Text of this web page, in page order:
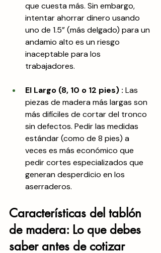
que cuesta más. Sin embargo,
intentar ahorrar dinero usando
uno de 1.5” (más delgado) para un
andamio alto es un riesgo
inaceptable para los
trabajadores.
El Largo (8, 10 o 12 pies) : Las
piezas de madera más largas son
más difíciles de cortar del tronco
sin defectos. Pedir las medidas
estándar (como de 8 pies) a
veces es más económico que
pedir cortes especializados que
generan desperdicio en los
aserraderos.
Características del tablón
de madera: Lo que debes
saber antes de cotizar